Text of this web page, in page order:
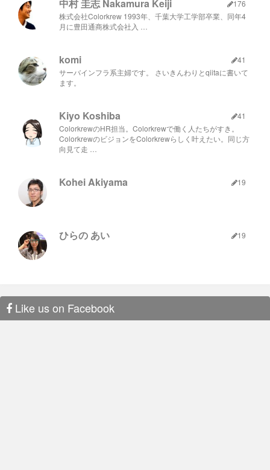
弊社古山が本社見学した際の記事はこちらになりますので、気
になる方はご覧ください。
中村 圭志 Nakamura Keiji
176
株式会社Colorkrew 1993年、千葉大学工学部卒業、同年4
月に豊田通商株式会社入 …
komi
41
サーバインフラ系主婦です。 さいきんわりとqiitaに書いて
ます。
Kiyo Koshiba
41
ColorkrewのHR担当。Colorkrewで働く人たちがすき。
ColorkrewのビジョンをColorkrewらしく叶えたい。同じ方
向見て走 …
Kohei Akiyama 19
ひらの あい 19
Like us on Facebook